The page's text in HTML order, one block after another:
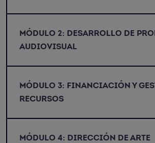
MÓDULO 2: DESARROLLO DE
AUDIOVISUAL
MÓDULO 3: FINANCIACIÓN Y
RECURSOS
MÓDULO 4: DIRECCIÓN DE ARTE